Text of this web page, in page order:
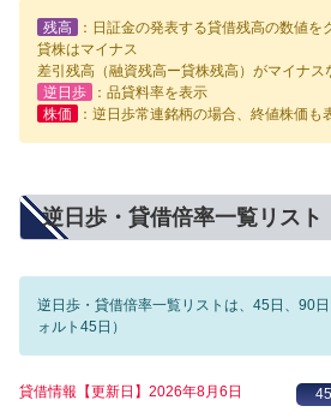
残高
：日証金の発表する貸借残高の数値を
貸株はマイナス
差引残高（融資残高ー貸株残高）がマイナス
逆日歩
：品貸料率を表示
株価
：逆日歩常連銘柄の場合、終値株価も
逆日歩・貸借倍率一覧リスト
逆日歩・貸借倍率一覧リストは、45日、90
ォルト45日）
貸借情報【更新日】2026年8月6日